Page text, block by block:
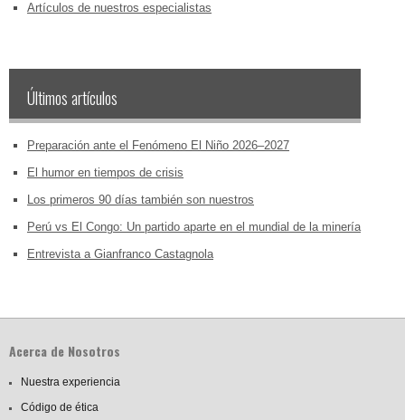
Artículos de nuestros especialistas
Últimos artículos
Preparación ante el Fenómeno El Niño 2026–2027
El humor en tiempos de crisis
Los primeros 90 días también son nuestros
Perú vs El Congo: Un partido aparte en el mundial de la minería
Entrevista a Gianfranco Castagnola
Acerca de Nosotros
Nuestra experiencia
Código de ética